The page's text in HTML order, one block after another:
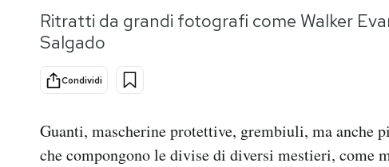
Storie/Idee
Ok Boomer!
Mondiali calcio 2026
Ritratti da grandi fotografi come Walker
Salgado
Condividi
Guanti, mascherine protettive, grembiuli, ma anche
che compongono le divise di diversi mestieri, come